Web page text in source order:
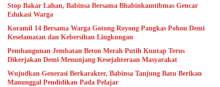
Stop Bakar Lahan, Babinsa Bersama Bhabinkamtibmas Gencar
Edukasi Warga
Koramil 14 Bersama Warga Gotong Royong Pangkas Pohon Demi
Keselamatan dan Kebersihan Lingkungan
Pembangunan Jembatan Beton Merah Putih Kuntap Terus
Dikerjakan Demi Menunjang Kesejahteraan Masyarakat
Wujudkan Generasi Berkarakter, Babinsa Tanjung Batu Berikan
Manunggal Pendidikan Pada Pelajar